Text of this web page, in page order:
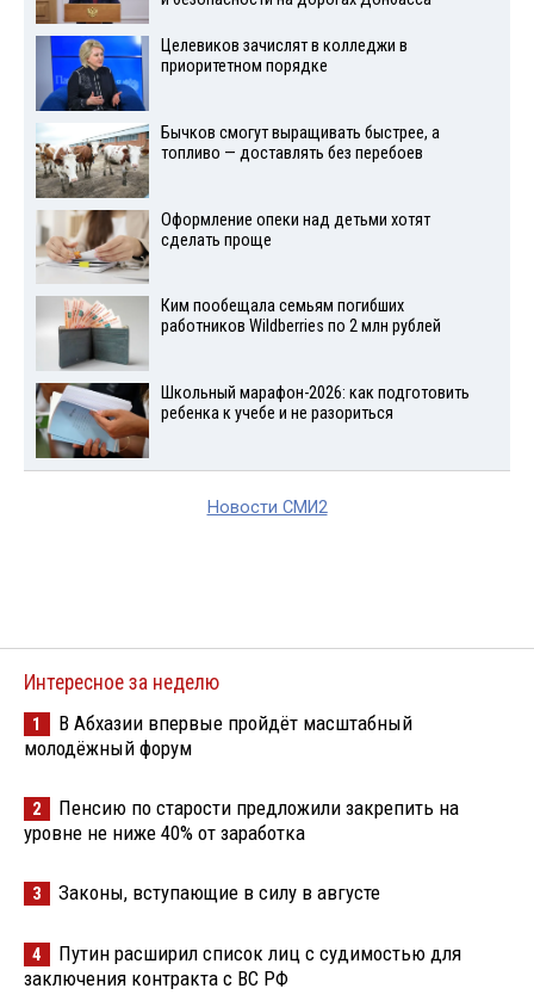
Целевиков зачислят в колледжи в
приоритетном порядке
Бычков смогут выращивать быстрее, а
топливо — доставлять без перебоев
Оформление опеки над детьми хотят
сделать проще
Ким пообещала семьям погибших
работников Wildberries по 2 млн рублей
Школьный марафон-2026: как подготовить
ребенка к учебе и не разориться
Новости СМИ2
Интересное за неделю
1
В Абхазии впервые пройдёт масштабный
молодёжный форум
2
Пенсию по старости предложили закрепить на
уровне не ниже 40% от заработка
3 Законы, вступающие в силу в августе
4
Путин расширил список лиц с судимостью для
заключения контракта с ВС РФ